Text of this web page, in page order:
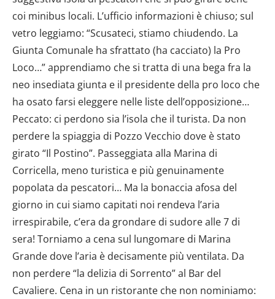
coi minibus locali. L’ufficio informazioni è chiuso; sul
vetro leggiamo: “Scusateci, stiamo chiudendo. La
Giunta Comunale ha sfrattato (ha cacciato) la Pro
Loco…” apprendiamo che si tratta di una bega fra la
neo insediata giunta e il presidente della pro loco che
ha osato farsi eleggere nelle liste dell’opposizione…
Peccato: ci perdono sia l’isola che il turista. Da non
perdere la spiaggia di Pozzo Vecchio dove è stato
girato “Il Postino”. Passeggiata alla Marina di
Corricella, meno turistica e più genuinamente
popolata da pescatori… Ma la bonaccia afosa del
giorno in cui siamo capitati noi rendeva l’aria
irrespirabile, c’era da grondare di sudore alle 7 di
sera! Torniamo a cena sul lungomare di Marina
Grande dove l’aria è decisamente più ventilata. Da
non perdere “la delizia di Sorrento” al Bar del
Cavaliere. Cena in un ristorante che non nominiamo: